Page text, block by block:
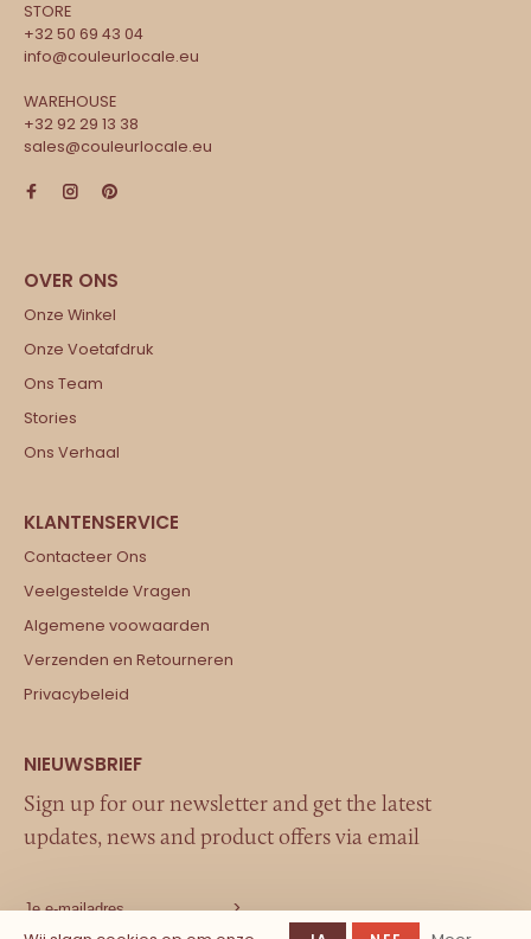
STORE
+32 50 69 43 04
info@couleurlocale.eu
WAREHOUSE
+32 92 29 13 38
sales@couleurlocale.eu
Onze Winkel
Onze Voetafdruk
Ons Team
Stories
Ons Verhaal
Contacteer Ons
Veelgestelde Vragen
Algemene voowaarden
Verzenden en Retourneren
Privacybeleid
Sign up for our newsletter and get the latest
updates, news and product offers via email